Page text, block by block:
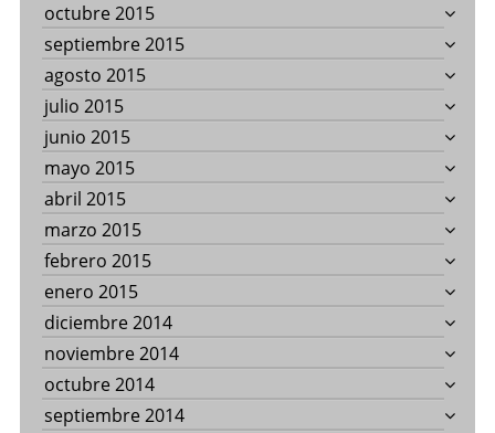
octubre 2015
septiembre 2015
agosto 2015
julio 2015
junio 2015
mayo 2015
abril 2015
marzo 2015
febrero 2015
enero 2015
diciembre 2014
noviembre 2014
octubre 2014
septiembre 2014